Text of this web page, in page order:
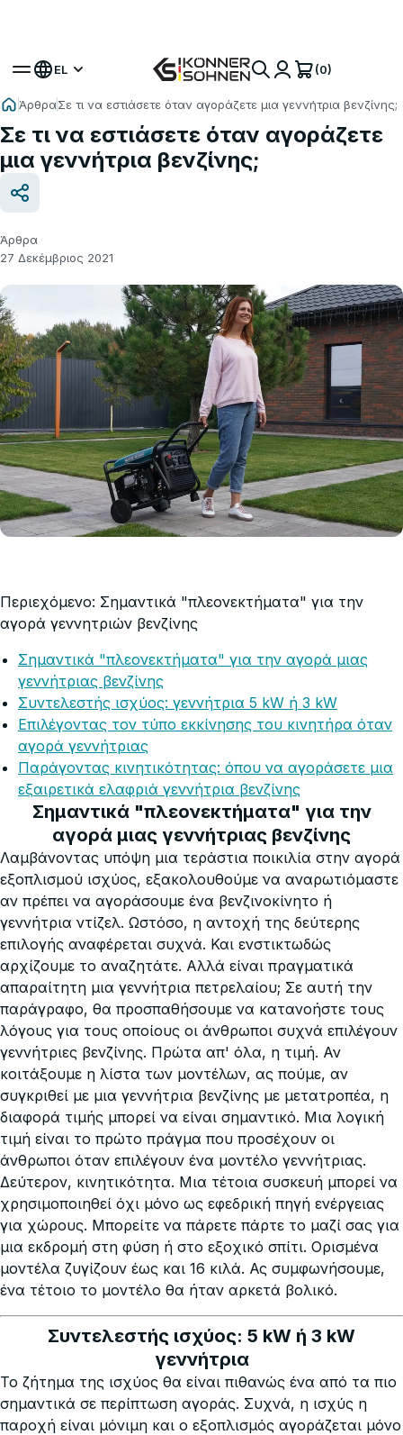
EL (0)
ΆρθραΣε τι να εστιάσετε όταν αγοράζετε μια γεννήτρια βενζίνης;
Σε τι να εστιάσετε όταν αγοράζετε
μια γεννήτρια βενζίνης;
Άρθρα
27 Δεκέμβριος 2021
Περιεχόμενο: Σημαντικά "πλεονεκτήματα" για την
αγορά γεννητριών βενζίνης
Σημαντικά "πλεονεκτήματα" για την αγορά μιας
γεννήτριας βενζίνης
Συντελεστής ισχύος: γεννήτρια 5 kW ή 3 kW
Επιλέγοντας τον τύπο εκκίνησης του κινητήρα όταν
αγορά γεννήτριας
Παράγοντας κινητικότητας: όπου να αγοράσετε μια
εξαιρετικά ελαφριά γεννήτρια βενζίνης
Σημαντικά "πλεονεκτήματα" για την
αγορά μιας γεννήτριας βενζίνης
Λαμβάνοντας υπόψη μια τεράστια ποικιλία στην αγορά
εξοπλισμού ισχύος, εξακολουθούμε να αναρωτιόμαστε
αν πρέπει να αγοράσουμε ένα βενζινοκίνητο ή
γεννήτρια ντίζελ. Ωστόσο, η αντοχή της δεύτερης
επιλογής αναφέρεται συχνά. Και ενστικτωδώς
αρχίζουμε το αναζητάτε. Αλλά είναι πραγματικά
απαραίτητη μια γεννήτρια πετρελαίου; Σε αυτή την
παράγραφο, θα προσπαθήσουμε να κατανοήστε τους
λόγους για τους οποίους οι άνθρωποι συχνά επιλέγουν
γεννήτριες βενζίνης. Πρώτα απ' όλα, η τιμή. Αν
κοιτάξουμε η λίστα των μοντέλων, ας πούμε, αν
συγκριθεί με μια γεννήτρια βενζίνης με μετατροπέα, η
διαφορά τιμής μπορεί να είναι σημαντικό. Μια λογική
τιμή είναι το πρώτο πράγμα που προσέχουν οι
άνθρωποι όταν επιλέγουν ένα μοντέλο γεννήτριας.
Δεύτερον, κινητικότητα. Μια τέτοια συσκευή μπορεί να
χρησιμοποιηθεί όχι μόνο ως εφεδρική πηγή ενέργειας
για χώρους. Μπορείτε να πάρετε πάρτε το μαζί σας για
μια εκδρομή στη φύση ή στο εξοχικό σπίτι. Ορισμένα
μοντέλα ζυγίζουν έως και 16 κιλά. Ας συμφωνήσουμε,
ένα τέτοιο το μοντέλο θα ήταν αρκετά βολικό.
Συντελεστής ισχύος: 5 kW ή 3 kW
γεννήτρια
Το ζήτημα της ισχύος θα είναι πιθανώς ένα από τα πιο
σημαντικά σε περίπτωση αγοράς. Συχνά, η ισχύς η
παροχή είναι μόνιμη και ο εξοπλισμός αγοράζεται μόνο